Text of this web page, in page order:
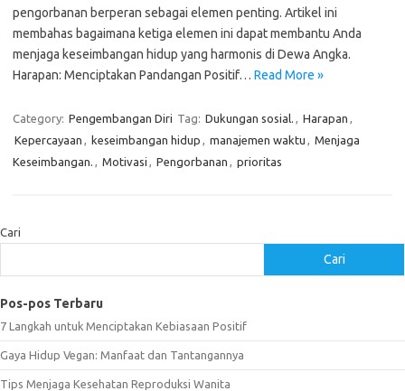
pengorbanan berperan sebagai elemen penting. Artikel ini
membahas bagaimana ketiga elemen ini dapat membantu Anda
menjaga keseimbangan hidup yang harmonis di Dewa Angka.
Harapan: Menciptakan Pandangan Positif… Read More »
Category: Pengembangan Diri Tag: Dukungan sosial. , Harapan ,
Kepercayaan , keseimbangan hidup , manajemen waktu , Menjaga
Keseimbangan. , Motivasi , Pengorbanan , prioritas
Cari
Cari
Pos-pos Terbaru
7 Langkah untuk Menciptakan Kebiasaan Positif
Gaya Hidup Vegan: Manfaat dan Tantangannya
Tips Menjaga Kesehatan Reproduksi Wanita